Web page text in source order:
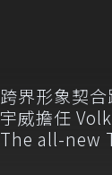
跨界形象契
宇威擔任
The all-new